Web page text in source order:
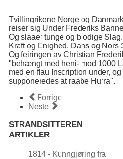
Tvillingrikene Norge og
reiser sig Under Frederiks
Og slaaer tunge og blodige
Kraft og Enighed, Dans og
Og feiringen av Christian
"behængt med heni- mod 1000
med en flau Inscription under,
supponeredes at raabe Hurra".
Forrige
Neste
STRANDSITTEREN
ARTIKLER
1814 - Kunngjøring fra